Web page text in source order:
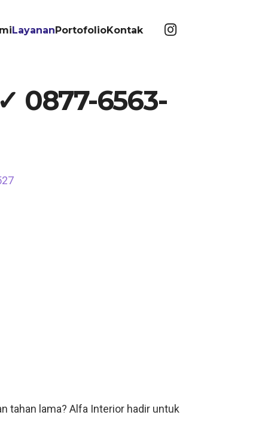
LayananPortofolioKontak
0877-6563-
tahan lama? Alfa Interior hadir untuk